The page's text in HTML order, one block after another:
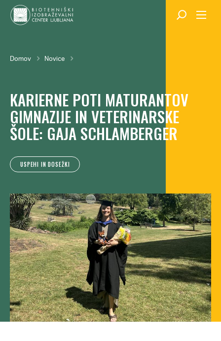
Skok
na
Breadcrumb
Domov Novice
KARIERNE POTI MATURANTOV
GIMNAZIJE IN VETERINARSKE
ŠOLE: GAJA SCHLAMBERGER
USPEHI IN DOSEŽKI